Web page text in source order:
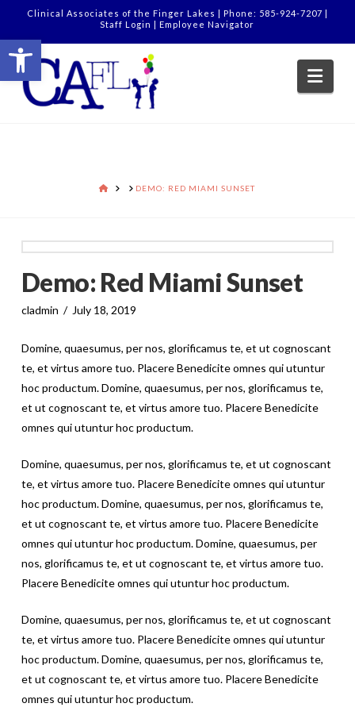
Open toolbar
Clinical Associates of the Finger Lakes | Phone: 585-924-7207 |
Staff Login |Employee Navigator
HOME DEMO: RED MIAMI SUNSET
Demo: Red Miami Sunset
cladmin July 18, 2019
Domine, quaesumus, per nos, glorificamus te, et ut cognoscant
te, et virtus amore tuo. Placere Benedicite omnes qui utuntur
hoc productum. Domine, quaesumus, per nos, glorificamus te,
et ut cognoscant te, et virtus amore tuo. Placere Benedicite
omnes qui utuntur hoc productum.
Domine, quaesumus, per nos, glorificamus te, et ut cognoscant
te, et virtus amore tuo. Placere Benedicite omnes qui utuntur
hoc productum. Domine, quaesumus, per nos, glorificamus te,
et ut cognoscant te, et virtus amore tuo. Placere Benedicite
omnes qui utuntur hoc productum. Domine, quaesumus, per
nos, glorificamus te, et ut cognoscant te, et virtus amore tuo.
Placere Benedicite omnes qui utuntur hoc productum.
Domine, quaesumus, per nos, glorificamus te, et ut cognoscant
te, et virtus amore tuo. Placere Benedicite omnes qui utuntur
hoc productum. Domine, quaesumus, per nos, glorificamus te,
et ut cognoscant te, et virtus amore tuo. Placere Benedicite
omnes qui utuntur hoc productum.